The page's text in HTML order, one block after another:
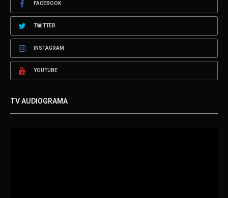
FACEBOOK
TWITTER
INSTAGRAM
YOUTUBE
TV AUDIOGRAMA